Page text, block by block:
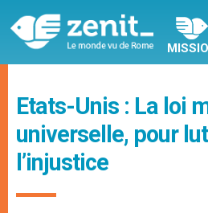
Etats-Unis : La loi
universelle, pour
l’injustice